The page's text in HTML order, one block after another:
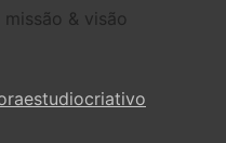
missão & visão